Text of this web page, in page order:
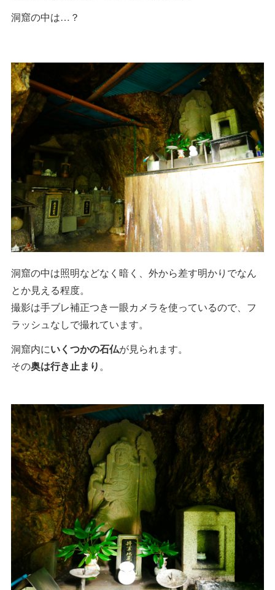
洞窟の中は…？
洞窟の中は照明などなく暗く、外から差す明かりでなん
とか見える程度。
撮影は手ブレ補正つき一眼カメラを使っているので、フ
ラッシュなしで撮れています。
洞窟内にいくつかの石仏が見られます。
その奥は行き止まり。